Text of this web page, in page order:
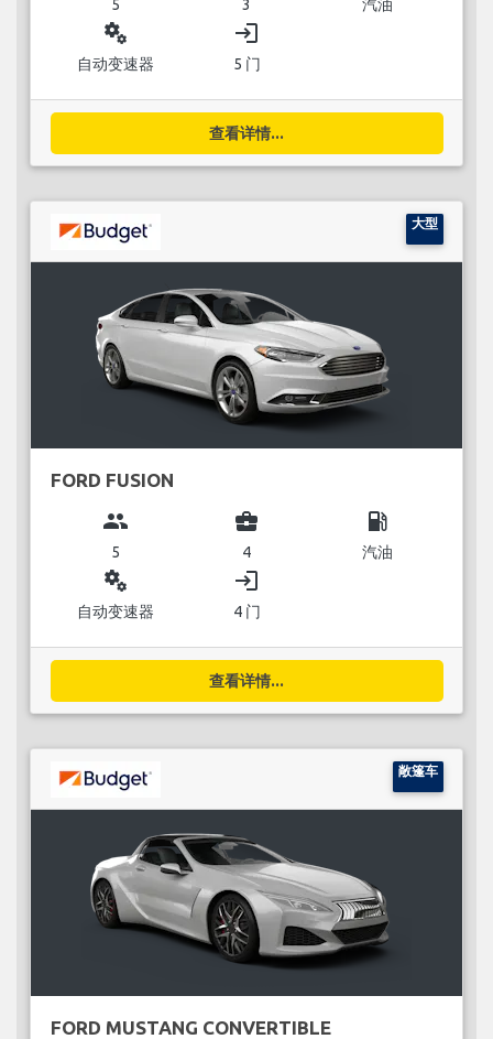
5 3 汽油
miscellaneous_services
自动变速器
login
5 门
查看详情...
大型
FORD FUSION
group
5
business_center
4
local_gas_station
汽油
miscellaneous_services
自动变速器
login
4 门
查看详情...
敞篷车
FORD MUSTANG CONVERTIBLE